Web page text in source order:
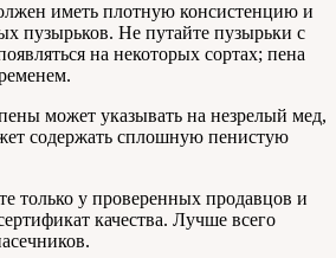
иметь плотную консистенцию и
пузырьков. Не путайте пузырьки с
на некоторых сортах; пена
может указывать на незрелый мед,
содержать сплошную пенистую
только у проверенных продавцов и
качества. Лучше всего